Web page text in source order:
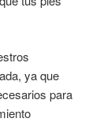
ya que
para